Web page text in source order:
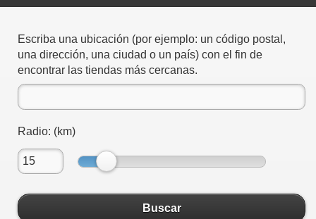
Escriba una ubicación (por ejemplo: un código postal,
una dirección, una ciudad o un país) con el fin de
encontrar las tiendas más cercanas.
Radio: (km)
Buscar